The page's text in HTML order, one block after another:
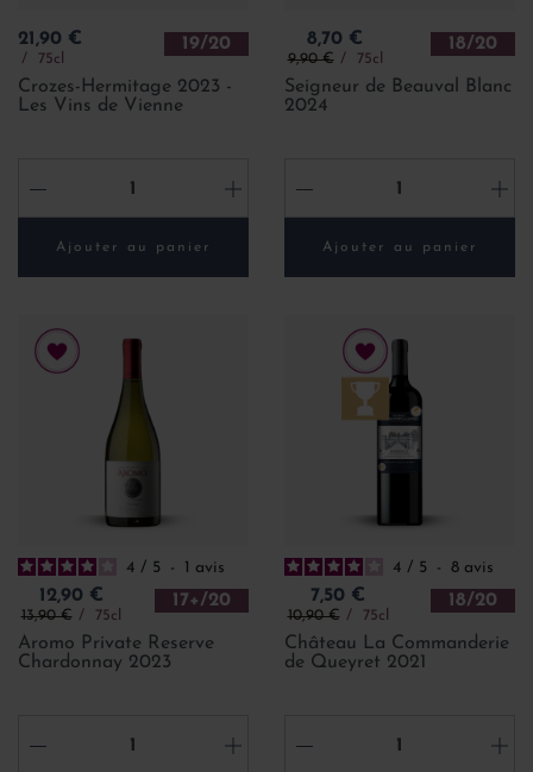
Prix
21,90 €
75cl
19/20
Crozes-Hermitage 2023 -
Les Vins de Vienne
- +
Ajouter au panier
Prix
8,70 €
Prix de base
9,90 € 75cl
18/20
Seigneur de Beauval Blanc
2024
- +
Ajouter au panier
4 / 5 - 1 avis
Prix
12,90 €
Prix de base
13,90 € 75cl
17+/20
Aromo Private Reserve
Chardonnay 2023
- +
4 / 5 - 8 avis
Prix
7,50 €
Prix de base
10,90 € 75cl
18/20
Château La Commanderie
de Queyret 2021
- +